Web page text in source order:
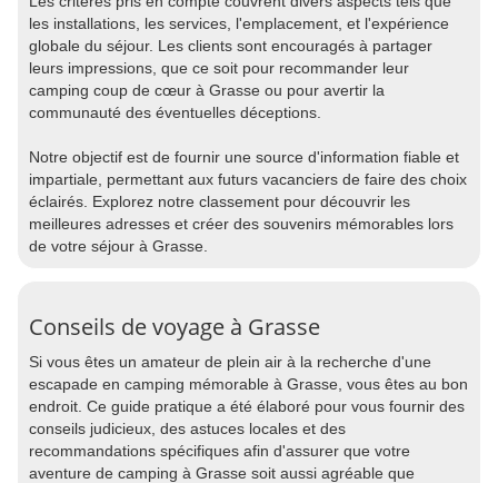
les installations, les services, l'emplacement, et l'expérience
globale du séjour. Les clients sont encouragés à partager
leurs impressions, que ce soit pour recommander leur
camping coup de cœur à Grasse ou pour avertir la
communauté des éventuelles déceptions.
Notre objectif est de fournir une source d'information fiable et
impartiale, permettant aux futurs vacanciers de faire des choix
éclairés. Explorez notre classement pour découvrir les
meilleures adresses et créer des souvenirs mémorables lors
de votre séjour à Grasse.
Conseils de voyage à Grasse
Si vous êtes un amateur de plein air à la recherche d'une
escapade en camping mémorable à Grasse, vous êtes au bon
endroit. Ce guide pratique a été élaboré pour vous fournir des
conseils judicieux, des astuces locales et des
recommandations spécifiques afin d'assurer que votre
aventure de camping à Grasse soit aussi agréable que